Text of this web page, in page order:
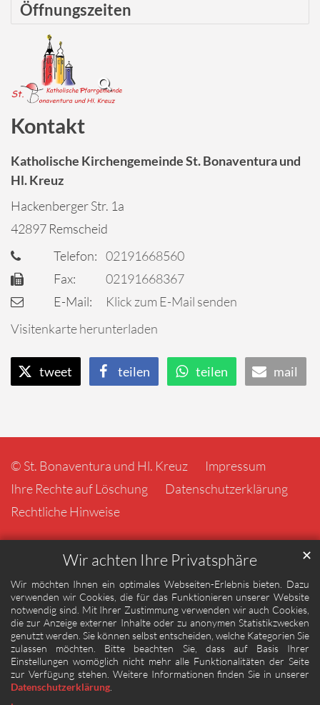
Wir achten Ihre Privatsphäre
Wir möchten Ihnen ein optimales Webseiten-Erlebnis bieten. Dazu
verwenden wir Cookies, die für das Funktionieren unserer Website
notwendig sind. Mit Ihrer Zustimmung verwenden wir auch Cookies,
die zur Anzeige externer Inhalte oder zu anonymen Statistikzwecken
genutzt werden. Sie können selbst entscheiden, welche Kategorien Sie
zulassen möchten. Bitte beachten Sie, dass auf Basis Ihrer
Einstellungen womöglich nicht mehr alle Funktionalitäten der Seite
zur Verfügung stehen. Weitere Informationen finden Sie in unserer
Datenschutzerklärung
✕
Öffnungszeiten
Kontakt
Katholische Kirchengemeinde St. Bonaventura und
Hl. Kreuz
Hackenberger Str. 1a
42897 Remscheid
Telefon: 02191668560
Fax:
02191668367
E-Mail:
Klick zum E-Mail senden
Visitenkarte herunterladen
tweet teilen teilen mail
© St. Bonaventura und Hl. Kreuz
Impressum
Ihre Rechte auf Löschung
Datenschutzerklärung
Rechtliche Hinweise